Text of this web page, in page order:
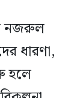
নজরুল
ধারণা,
হলে